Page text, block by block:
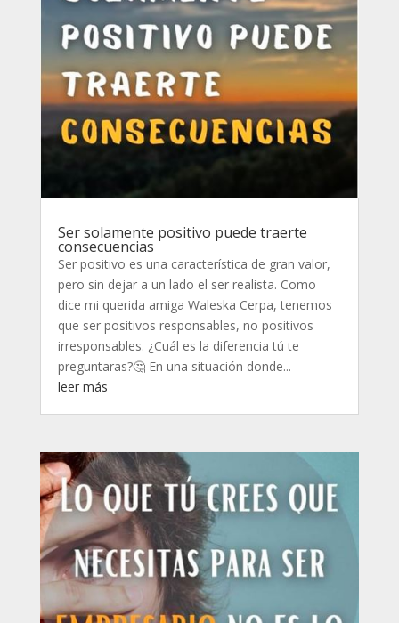
Ser solamente positivo puede traerte
consecuencias
Ser positivo es una característica de gran valor,
pero sin dejar a un lado el ser realista. Como
dice mi querida amiga Waleska Cerpa, tenemos
que ser positivos responsables, no positivos
irresponsables. ¿Cuál es la diferencia tú te
preguntaras?🤔 En una situación donde...
leer más